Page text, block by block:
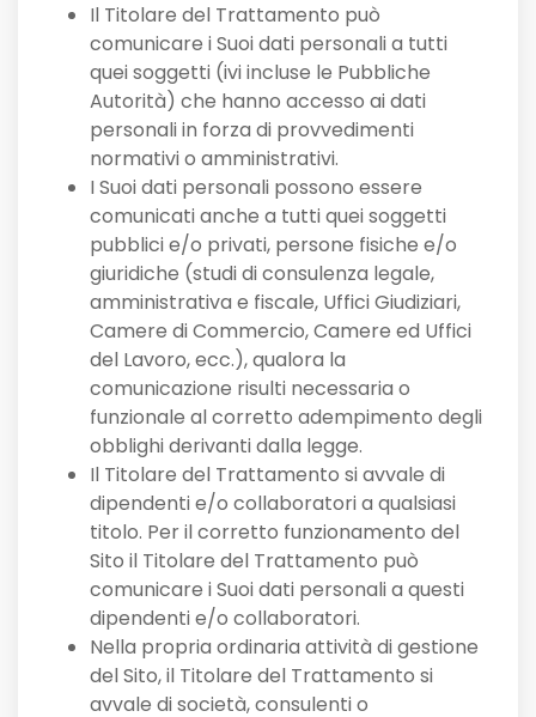
Il Titolare del Trattamento può
comunicare i Suoi dati personali a tutti
quei soggetti (ivi incluse le Pubbliche
Autorità) che hanno accesso ai dati
personali in forza di provvedimenti
normativi o amministrativi.
I Suoi dati personali possono essere
comunicati anche a tutti quei soggetti
pubblici e/o privati, persone fisiche e/o
giuridiche (studi di consulenza legale,
amministrativa e fiscale, Uffici Giudiziari,
Camere di Commercio, Camere ed Uffici
del Lavoro, ecc.), qualora la
comunicazione risulti necessaria o
funzionale al corretto adempimento degli
obblighi derivanti dalla legge.
Il Titolare del Trattamento si avvale di
dipendenti e/o collaboratori a qualsiasi
titolo. Per il corretto funzionamento del
Sito il Titolare del Trattamento può
comunicare i Suoi dati personali a questi
dipendenti e/o collaboratori.
Nella propria ordinaria attività di gestione
del Sito, il Titolare del Trattamento si
avvale di società, consulenti o